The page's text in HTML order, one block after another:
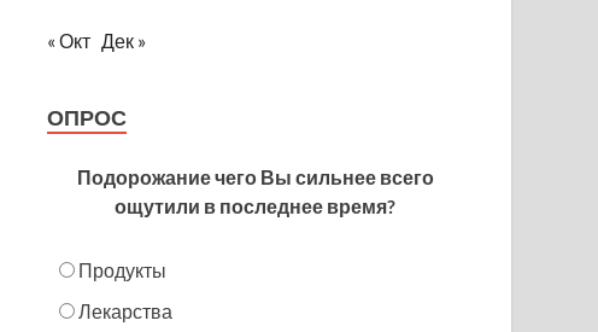
« Окт Дек »
ОПРОС
Подорожание чего Вы сильнее всего
ощутили в последнее время?
Продукты
Лекарства